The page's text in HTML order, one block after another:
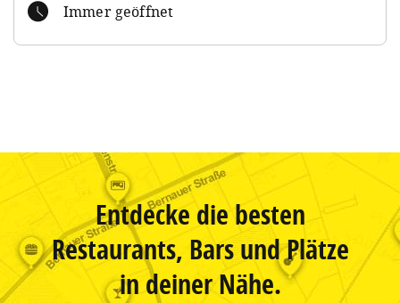
Immer geöffnet
Entdecke die besten
Restaurants, Bars und Plätze
in deiner Nähe.